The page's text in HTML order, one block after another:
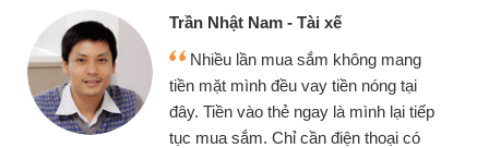
Tài xế
sắm không mang
vay tiền nóng tại
ngay là mình lại tiếp
cần điện thoại có
Cấn Văn Lực - Tạp
nhiều lúc cần vốn
đến website qua bạn
đã giải quyết được